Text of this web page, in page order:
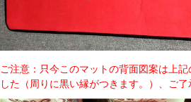
ご注意：只今このマットの背面図案は上
した（周りに黒い縁がつきます。）、ご了